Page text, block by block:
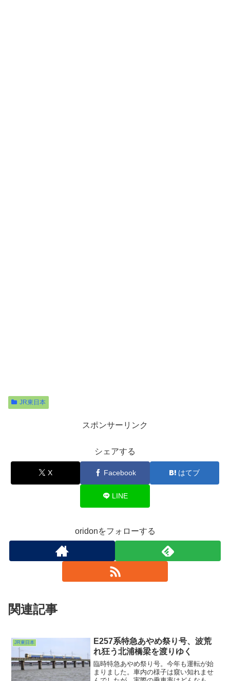
JR東日本
スポンサーリンク
シェアする
X Facebook はてブ
LINE
oridonをフォローする
関連記事
JR東日本
E257系特急あやめ祭り号、波荒
れ狂う北浦橋梁を渡りゆく
臨時特急あやめ祭り号。今年も運転が始
まりました。車内の様子は窺い知れませ